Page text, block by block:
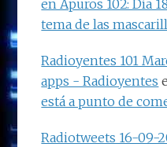
en Apuros 102: Día
tema de las
Radioyentes 101
apps - Radioyentes
está a punto de
Radiotweets 16-09-